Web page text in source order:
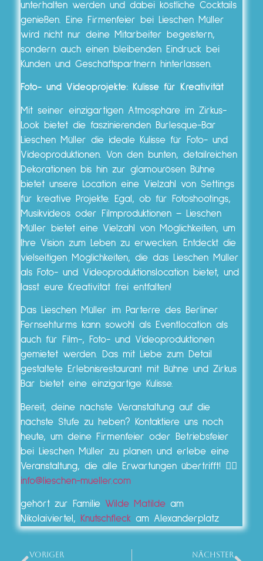
unterhalten werden und dabei köstliche Cocktails
genießen. Eine Firmenfeier bei Lieschen Müller
wird nicht nur deine Mitarbeiter begeistern,
sondern auch einen bleibenden Eindruck bei
Kunden und Geschäftspartnern hinterlassen.
Foto- und Videoprojekte: Kulisse für Kreativität
Mit seiner einzigartigen Atmosphäre im Zirkus-
Look bietet die faszinierenden Burlesque-Bar
Lieschen Müller die ideale Kulisse für Foto- und
Videoproduktionen. Von den bunten, detailreichen
Dekorationen bis hin zur glamourösen Bühne
bietet unsere Location eine Vielzahl von Settings
für kreative Projekte. Egal, ob für Fotoshootings,
Musikvideos oder Filmproduktionen – Lieschen
Müller bietet eine Vielzahl von Möglichkeiten, um
Ihre Vision zum Leben zu erwecken. Entdeckt die
vielseitigen Möglichkeiten, die das Lieschen Müller
als Foto- und Videoproduktionslocation bietet, und
lasst eure Kreativität frei entfalten!
Das Lieschen Müller im Parterre des Berliner
Fernsehturms kann sowohl als Eventlocation als
auch für Film-, Foto- und Videoproduktionen
gemietet werden. Das mit Liebe zum Detail
gestaltete Erlebnisrestaurant mit Bühne und Zirkus
Bar bietet eine einzigartige Kulisse.
Bereit, deine nächste Veranstaltung auf die
nächste Stufe zu heben? Kontaktiere uns noch
heute, um deine Firmenfeier oder Betriebsfeier
bei Lieschen Müller zu planen und erlebe eine
Veranstaltung, die alle Erwartungen übertrifft! 👉🏼
info@lieschen-mueller.com
gehört zur Familie Wilde Matilde am
Nikolaiviertel,
Knutschfleck am Alexanderplatz
VORIGER NÄCHSTER